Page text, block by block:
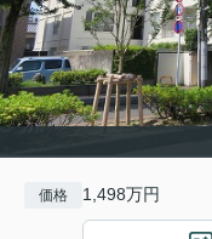
価格 1,498万円